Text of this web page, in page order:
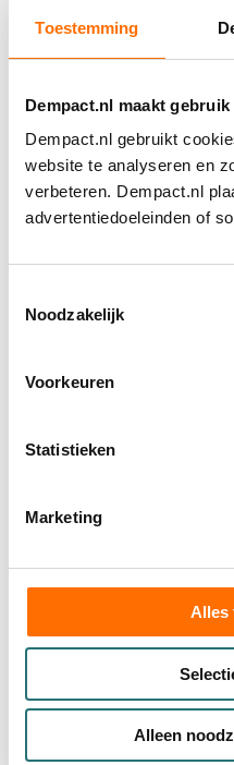
Toestemming
Dempact.nl maakt
Dempact.nl gebruikt
website te analyseren en
verbeteren. Dempact.nl
advertentiedoeleinden of
Noodzakelijk
Voorkeuren
Statistieken
Marketing
Alles
Alleen
Alzheimer
Joint Artificial
Universitair
(UMCG)
Fontys Hogeschool
Open Universiteit
Zorgorganisatie
Radboudumc
Nijmegen (UKON)
Je vindt opnwo.nl
Leven met dementie.